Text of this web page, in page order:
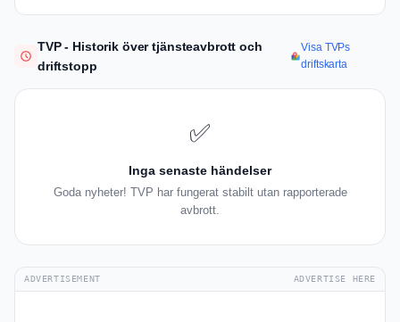
TVP - Historik över tjänsteavbrott och
driftstopp
Visa TVPs
driftskarta
✅
Inga senaste händelser
Goda nyheter! TVP har fungerat stabilt utan rapporterade
avbrott.
ADVERTISEMENT ADVERTISE HERE